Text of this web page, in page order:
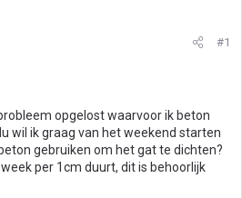
#1
opgelost waarvoor ik beton
wil ik graag van het weekend starten
gebruiken om het gat te dichten?
per 1cm duurt, dit is behoorlijk